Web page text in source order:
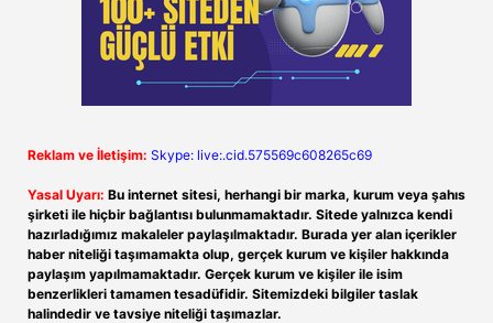
Reklam ve İletişim: Skype: live:.cid.575569c608265c69
Yasal Uyarı: Bu internet sitesi, herhangi bir marka, kurum veya şahıs
şirketi ile hiçbir bağlantısı bulunmamaktadır. Sitede yalnızca kendi
hazırladığımız makaleler paylaşılmaktadır. Burada yer alan içerikler
haber niteliği taşımamakta olup, gerçek kurum ve kişiler hakkında
paylaşım yapılmamaktadır. Gerçek kurum ve kişiler ile isim
benzerlikleri tamamen tesadüfidir. Sitemizdeki bilgiler taslak
halindedir ve tavsiye niteliği taşımazlar.